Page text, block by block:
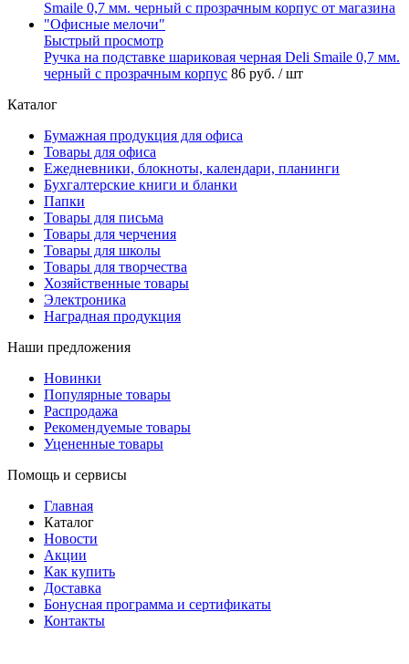
Быстрый просмотр
Ручка на подставке шариковая черная Deli Smaile 0,7 мм.
черный с прозрачным корпус 86 руб. / шт
Каталог
Бумажная продукция для офиса
Товары для офиса
Ежедневники, блокноты, календари, планинги
Бухгалтерские книги и бланки
Папки
Товары для письма
Товары для черчения
Товары для школы
Товары для творчества
Хозяйственные товары
Электроника
Наградная продукция
Наши предложения
Новинки
Популярные товары
Распродажа
Рекомендуемые товары
Уцененные товары
Помощь и сервисы
Главная
Каталог
Новости
Акции
Как купить
Доставка
Бонусная программа и сертификаты
Контакты